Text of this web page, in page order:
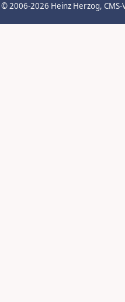
© 2006-2026 Heinz Herzog,